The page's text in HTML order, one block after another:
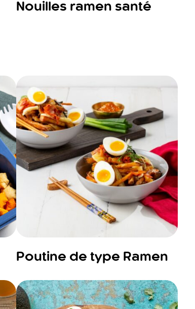
Nouilles ramen santé
Poutine de type Ramen